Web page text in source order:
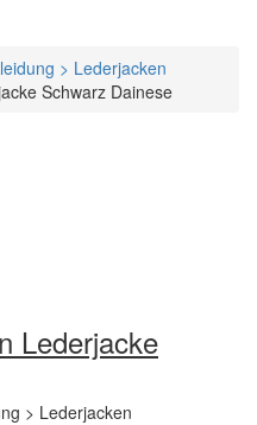
> Lederjacken
Schwarz Dainese
Lederjacke
> Lederjacken